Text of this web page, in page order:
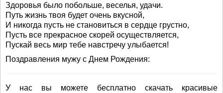
Здоровья было побольше, веселья, удачи.
Путь жизнь твоя будет очень вкусной,
И никогда пусть не становиться в сердце грустно,
Пусть все прекрасное скорей осуществляется,
Пускай весь мир тебе навстречу улыбается!
Поздравления мужу с Днем Рождения:
У нас вы можете бесплатно скачать красивые